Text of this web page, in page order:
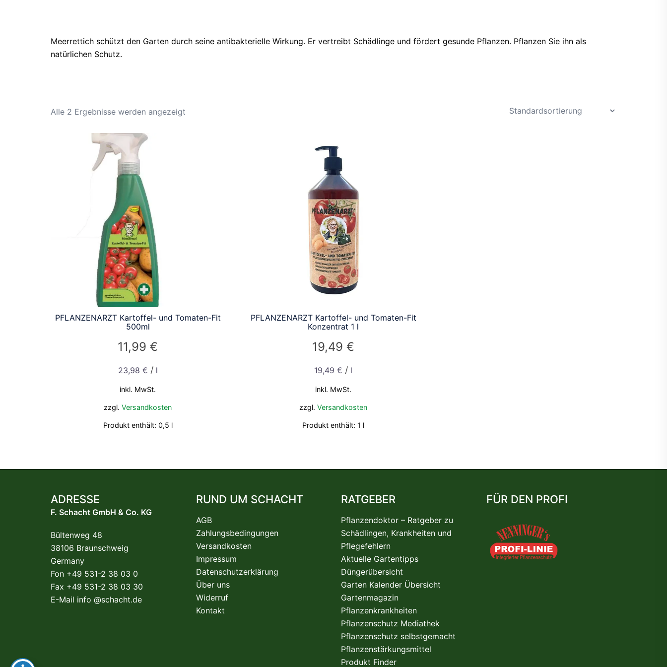
Meerrettich schützt den Garten durch seine antibakterielle Wirkung. Er vertreibt Schädlinge und fördert gesunde Pflanzen. Pflanzen Sie ihn als
natürlichen Schutz.
Alle 2 Ergebnisse werden angezeigt
PFLANZENARZT Kartoffel- und Tomaten-Fit
500ml
11,99€
23,98 € / l
inkl. MwSt.
zzgl.Versandkosten
Produkt enthält: 0,5 l
PFLANZENARZT Kartoffel- und Tomaten-Fit
Konzentrat 1 l
19,49€
19,49€ / l
inkl. MwSt.
zzgl.Versandkosten
Produkt enthält: 1 l
ADRESSE
F. Schacht GmbH & Co. KG
Bültenweg 48
38106 Braunschweig
Germany
Fon +49 531-2 38 03 0
Fax +49 531-2 38 03 30
E-Mail info @schacht.de
RUND UM SCHACHT
AGB
Zahlungsbedingungen
Versandkosten
Impressum
Datenschutzerklärung
Über uns
Widerruf
Kontakt
RATGEBER
Pflanzendoktor – Ratgeber zu
Schädlingen, Krankheiten und
Pflegefehlern
Aktuelle Gartentipps
Düngerübersicht
Garten Kalender Übersicht
Gartenmagazin
Pflanzenkrankheiten
Pflanzenschutz Mediathek
Pflanzenschutz selbstgemacht
Pflanzenstärkungsmittel
Produkt Finder
FÜR DEN PROFI